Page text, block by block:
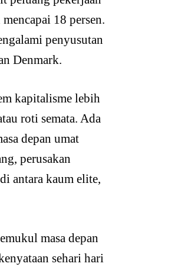
18 persen.
penyusutan
Denmark.
kapitalisme lebih
roti semata. Ada
depan umat
perusakan
antara kaum elite,
masa depan
sehari hari